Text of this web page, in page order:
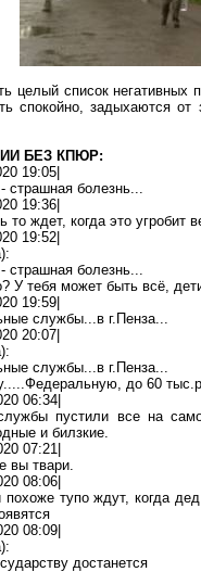
целый список негативных
спокойно, задыхаются
БЕЗ КПЮР:
19:05|
страшная болезнь...
19:36|
то ждет, когда это угробит
19:52|
):
страшная болезнь...
У тебя может быть всё,
19:59|
службы...в г.Пенза...
20:07|
):
службы...в г.Пенза...
до 60 тыс.р
06:34|
пустили все на
и билзкие.
07:21|
вы твари.
08:06|
похоже тупо ждут, когда
08:09|
):
достанется